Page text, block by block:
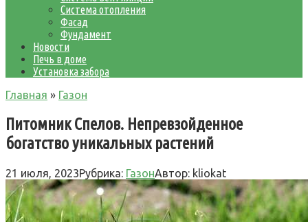
Система отопления
Фасад
Фундамент
Новости
Печь в доме
Установка забора
Главная » Газон
Питомник Спелов. Непревзойденное
богатство уникальных растений
21 июля, 2023Рубрика: ГазонАвтор: kliokat